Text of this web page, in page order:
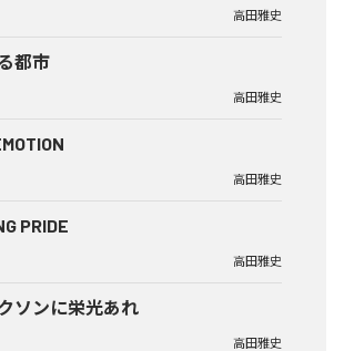
高田雅史
都市
高田雅史
高田雅史
PRIDE
高田雅史
ソンに栄光あれ
高田雅史